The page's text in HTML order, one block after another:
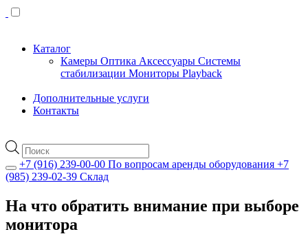
Каталог
Камеры Оптика Аксессуары Системы
стабилизации Мониторы Playback
Дополнительные услуги
Контакты
Поиск
товаров
+7 (916) 239-00-00 По вопросам аренды оборудования +7
(985) 239-02-39 Склад
На что обратить внимание при выборе
монитора